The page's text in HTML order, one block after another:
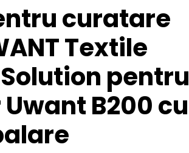
curatare
Textile
pentru
B200 cu